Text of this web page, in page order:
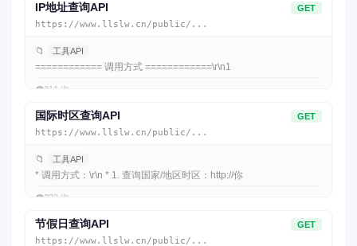
IP地址查询API GET
https://www.llslw.cn/public/...
📁 工具API
============ 调用方式 ============\r\n1
👁️311 次
国际时区查询API GET
https://www.llslw.cn/public/...
📁 工具API
* 调用方式：\r\n * 1. 查询国家/地区时区：http://你
👁️233 次
节假日查询API GET
https://www.llslw.cn/public/...